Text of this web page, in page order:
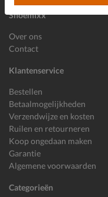
Shoemixx
Over ons
Contact
Klantenservice
Bestellen
Betaalmogelijkheden
Verzendwijze en kosten
Ruilen en retourneren
Koop ongedaan maken
Garantie
Algemene voorwaarden
Categorieën